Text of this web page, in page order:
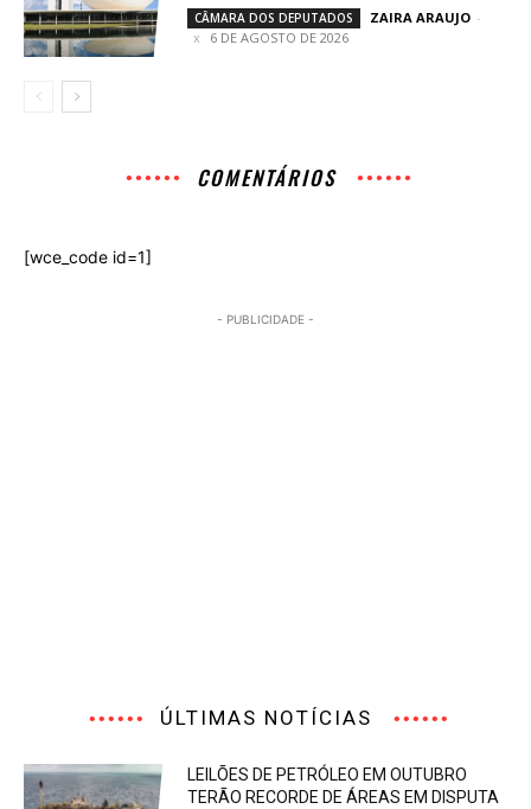
CÂMARA DOS DEPUTADOS ZAIRA ARAUJO -
6 DE AGOSTO DE 2026
COMENTÁRIOS
[wce_code id=1]
- PUBLICIDADE -
ÚLTIMAS NOTÍCIAS
LEILÕES DE PETRÓLEO EM OUTUBRO
TERÃO RECORDE DE ÁREAS EM DISPUTA